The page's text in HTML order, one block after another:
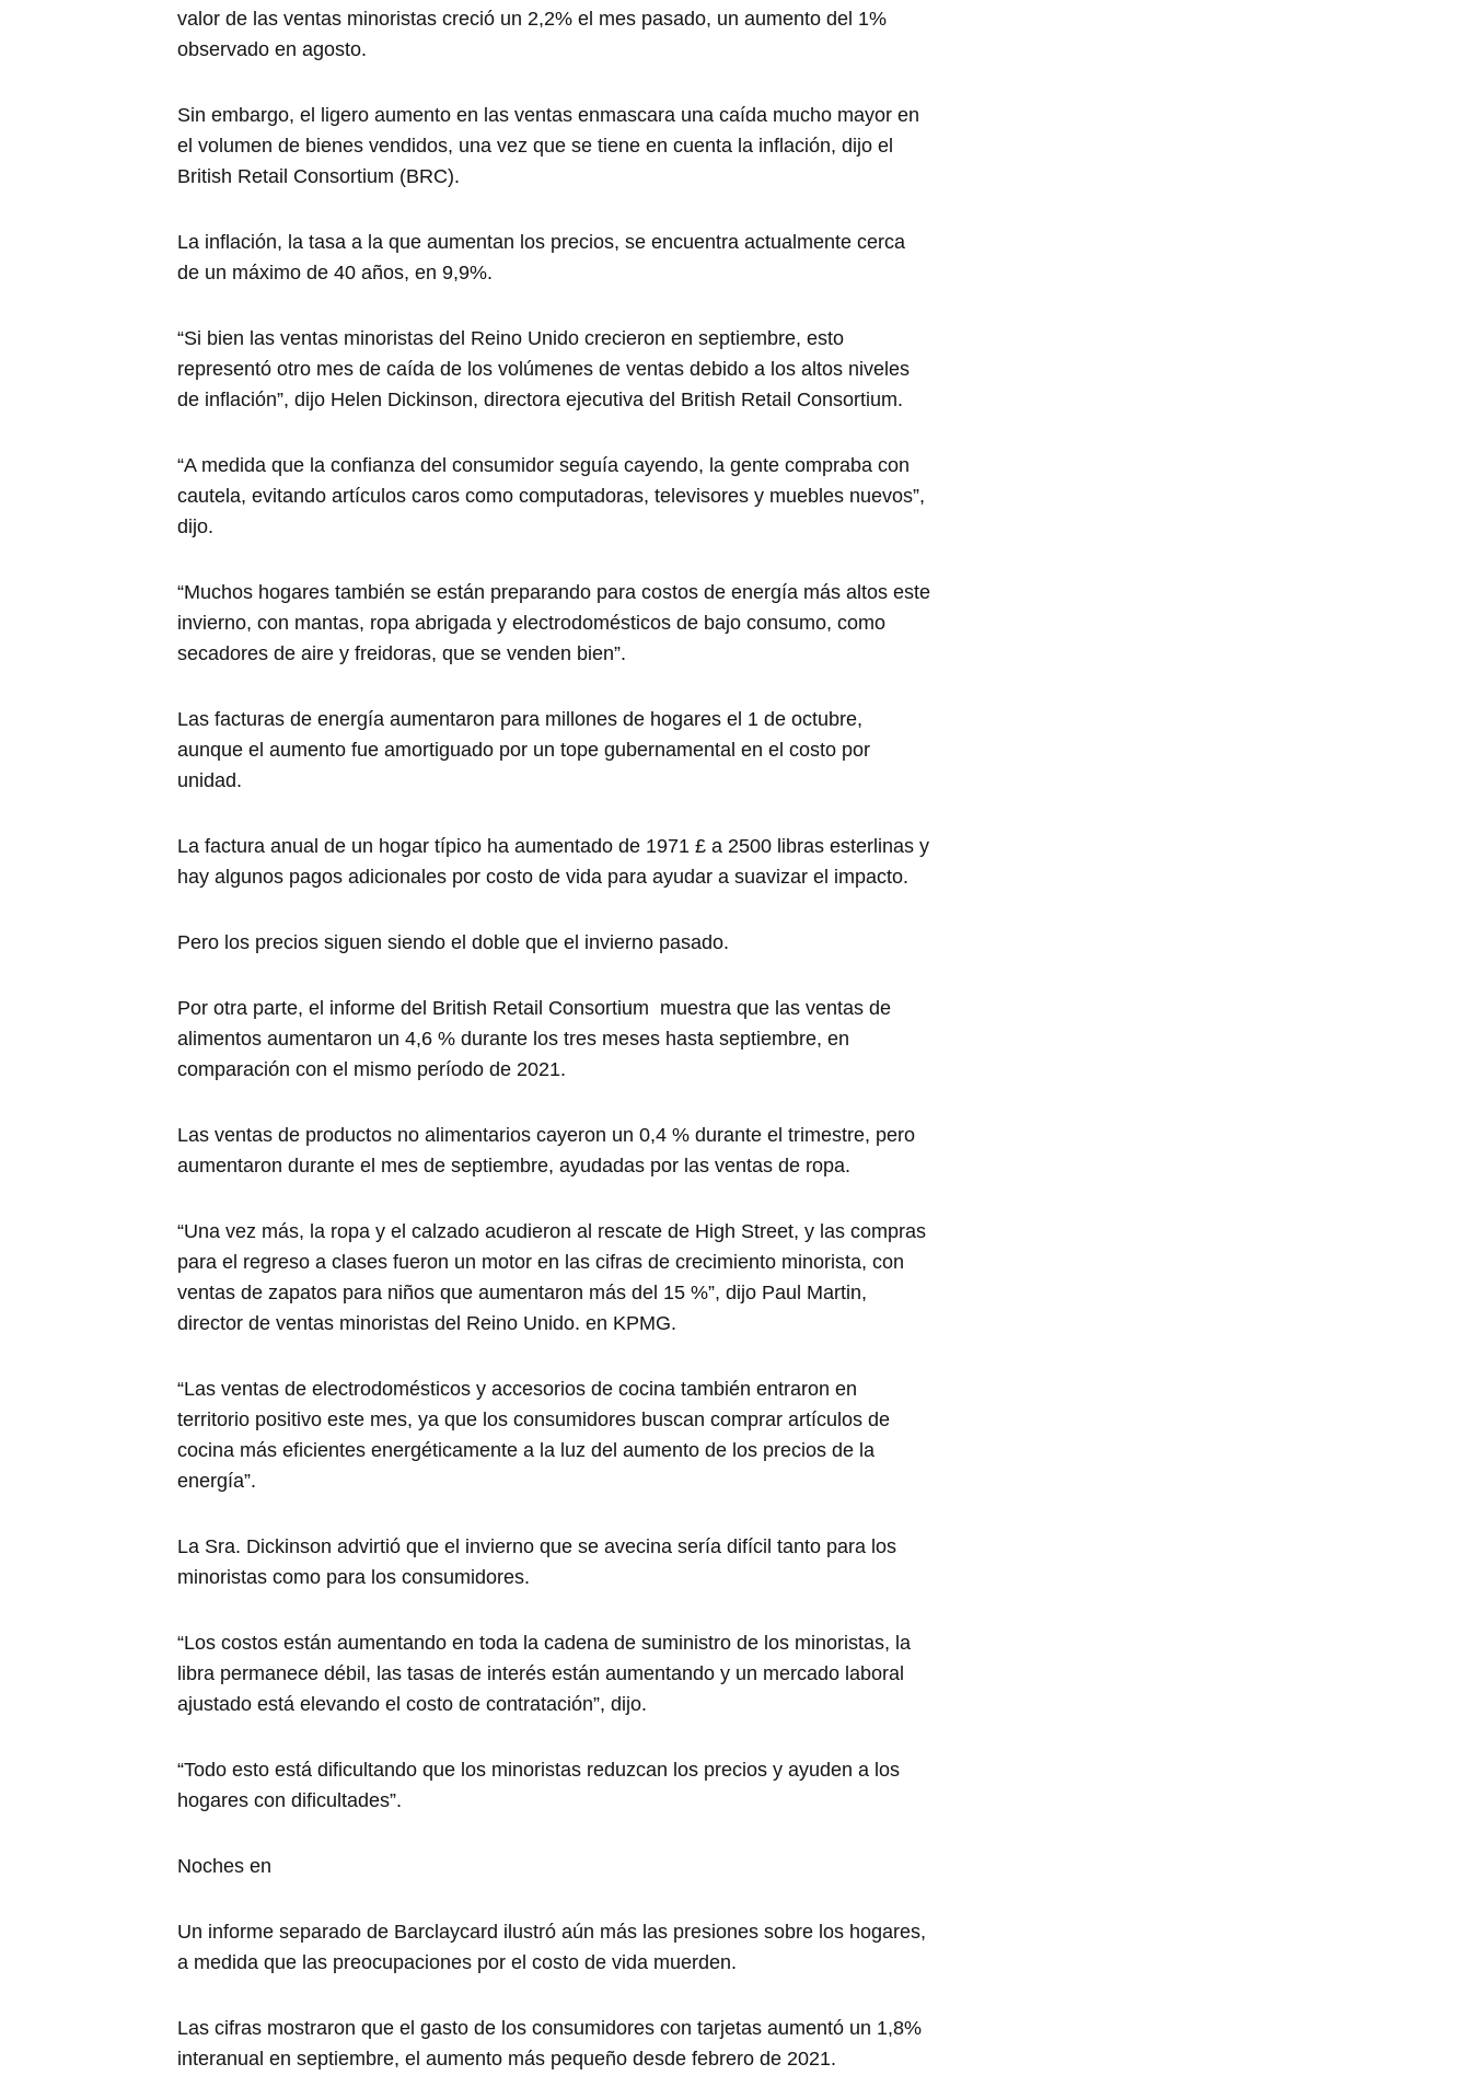
valor de las ventas minoristas creció un 2,2% el mes pasado, un aumento del 1%
observado en agosto.
Sin embargo, el ligero aumento en las ventas enmascara una caída mucho mayor en
el volumen de bienes vendidos, una vez que se tiene en cuenta la inflación, dijo el
British Retail Consortium (BRC).
La inflación, la tasa a la que aumentan los precios, se encuentra actualmente cerca
de un máximo de 40 años, en 9,9%.
“Si bien las ventas minoristas del Reino Unido crecieron en septiembre, esto
representó otro mes de caída de los volúmenes de ventas debido a los altos niveles
de inflación”, dijo Helen Dickinson, directora ejecutiva del British Retail Consortium.
“A medida que la confianza del consumidor seguía cayendo, la gente compraba con
cautela, evitando artículos caros como computadoras, televisores y muebles nuevos”,
dijo.
“Muchos hogares también se están preparando para costos de energía más altos este
invierno, con mantas, ropa abrigada y electrodomésticos de bajo consumo, como
secadores de aire y freidoras, que se venden bien”.
Las facturas de energía aumentaron para millones de hogares el 1 de octubre,
aunque el aumento fue amortiguado por un tope gubernamental en el costo por
unidad.
La factura anual de un hogar típico ha aumentado de 1971 £ a 2500 libras esterlinas y
hay algunos pagos adicionales por costo de vida para ayudar a suavizar el impacto.
Pero los precios siguen siendo el doble que el invierno pasado.
Por otra parte, el informe del British Retail Consortium muestra que las ventas de
alimentos aumentaron un 4,6 % durante los tres meses hasta septiembre, en
comparación con el mismo período de 2021.
Las ventas de productos no alimentarios cayeron un 0,4 % durante el trimestre, pero
aumentaron durante el mes de septiembre, ayudadas por las ventas de ropa.
“Una vez más, la ropa y el calzado acudieron al rescate de High Street, y las compras
para el regreso a clases fueron un motor en las cifras de crecimiento minorista, con
ventas de zapatos para niños que aumentaron más del 15 %”, dijo Paul Martin,
director de ventas minoristas del Reino Unido. en KPMG.
“Las ventas de electrodomésticos y accesorios de cocina también entraron en
territorio positivo este mes, ya que los consumidores buscan comprar artículos de
cocina más eficientes energéticamente a la luz del aumento de los precios de la
energía”.
La Sra. Dickinson advirtió que el invierno que se avecina sería difícil tanto para los
minoristas como para los consumidores.
“Los costos están aumentando en toda la cadena de suministro de los minoristas, la
libra permanece débil, las tasas de interés están aumentando y un mercado laboral
ajustado está elevando el costo de contratación”, dijo.
“Todo esto está dificultando que los minoristas reduzcan los precios y ayuden a los
hogares con dificultades”.
Noches en
Un informe separado de Barclaycard ilustró aún más las presiones sobre los hogares,
a medida que las preocupaciones por el costo de vida muerden.
Las cifras mostraron que el gasto de los consumidores con tarjetas aumentó un 1,8%
interanual en septiembre, el aumento más pequeño desde febrero de 2021.